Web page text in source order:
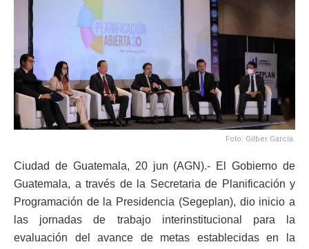
Foto: Gilber García.
Ciudad de Guatemala, 20 jun (AGN).- El Gobierno de
Guatemala, a través de la Secretaria de Planificación y
Programación de la Presidencia (Segeplan), dio inicio a
las jornadas de trabajo interinstitucional para la
evaluación del avance de metas establecidas en la